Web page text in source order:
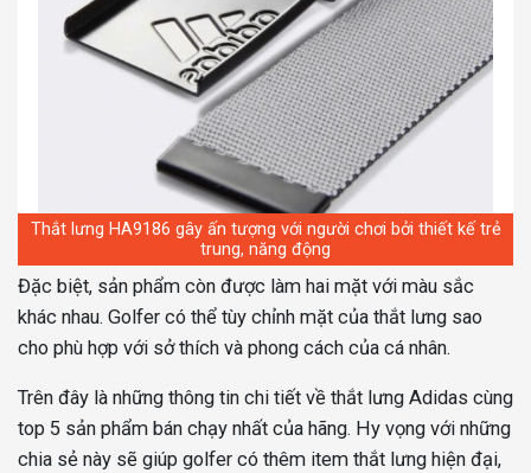
Thắt lưng HA9186 gây ấn tượng với người chơi bởi thiết kế trẻ
trung, năng động
Đặc biệt, sản phẩm còn được làm hai mặt với màu sắc
khác nhau. Golfer có thể tùy chỉnh mặt của thắt lưng sao
cho phù hợp với sở thích và phong cách của cá nhân.
Trên đây là những thông tin chi tiết về thắt lưng Adidas cùng
top 5 sản phẩm bán chạy nhất của hãng. Hy vọng với những
chia sẻ này sẽ giúp golfer có thêm item thắt lưng hiện đại,